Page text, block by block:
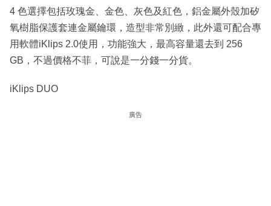
4 色選擇包括玫瑰金、金色、灰色及紅色，鋁金屬外殼加矽
氧樹脂保護套連金屬鑰環，造型非常別緻，此外還可配合專
用軟體iKlips 2.0使用，功能強大，最高容量還去到 256
GB，不過價格不菲，可說是一分錢一分貨。
iKlips DUO
廣告